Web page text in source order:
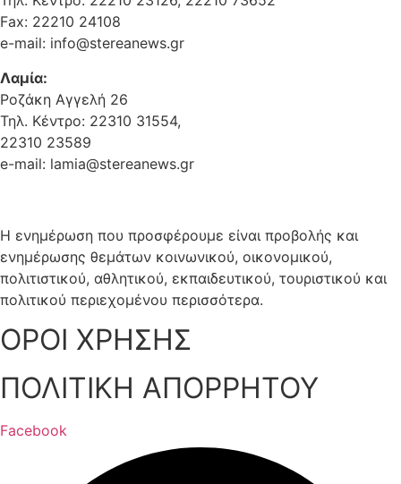
Fax: 22210 24108
e-mail: info@stereanews.gr
Λαμία:
Ροζάκη Αγγελή 26
Τηλ. Κέντρο: 22310 31554,
22310 23589
e-mail: lamia@stereanews.gr
Η ενημέρωση που προσφέρουμε είναι προβολής και
ενημέρωσης θεμάτων κοινωνικού, οικονομικού,
πολιτιστικού, αθλητικού, εκπαιδευτικού, τουριστικού και
πολιτικού περιεχομένου περισσότερα.
ΟΡΟΙ ΧΡΗΣΗΣ
ΠΟΛΙΤΙΚΗ ΑΠΟΡΡΗΤΟΥ
Facebook